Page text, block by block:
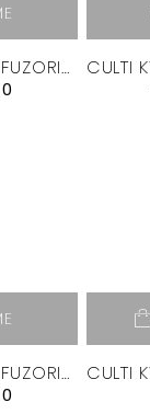
CULTI KVAPŲ DIFUZORIUS “DELICIA” 500 ML.
CULTI KVAPŲ DIFUZORIUS “MALIA” 500 ML.